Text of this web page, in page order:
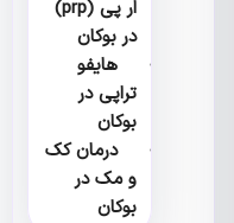
ار پی (prp)
در بوکان
هایفو
تراپی در
بوکان
درمان کک
و مک در
بوکان